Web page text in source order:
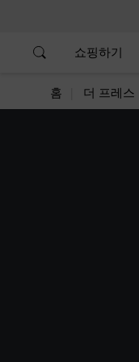
쇼핑하기
홈 더 프레스